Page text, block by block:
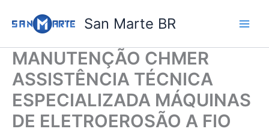
para
conteúdo
San Marte BR
MANUTENÇÃO CHMER
ASSISTÊNCIA TÉCNICA
ESPECIALIZADA MÁQUINAS
DE ELETROEROSÃO A FIO